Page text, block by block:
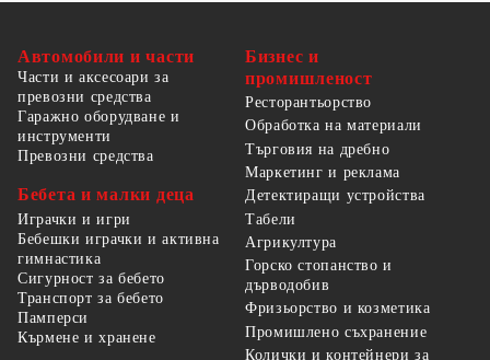
Автомобили и части
Части и аксесоари за
превозни средства
Гаражно оборудване и
инструменти
Превозни средства
Бебета и малки деца
Играчки и игри
Бебешки играчки и активна
гимнастика
Сигурност за бебето
Транспорт за бебето
Памперси
Кърмене и хранене
Бизнес и
промишленост
Ресторантьорство
Обработка на материали
Търговия на дребно
Маркетинг и реклама
Детектиращи устройства
Табели
Агрикултура
Горско стопанство и
дърводобив
Фризьорство и козметика
Промишлено съхранение
Колички и контейнери за